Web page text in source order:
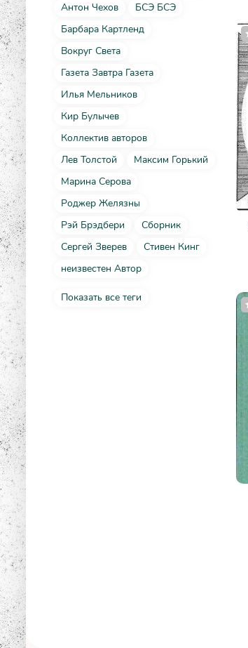
Антон Чехов
БСЭ БСЭ
Барбара Картленд
Вокруг Света
Газета Завтра Газета
Илья Мельников
Кир Булычев
Коллектив авторов
Лев Толстой
Максим Горький
Марина Серова
Роджер Желязны
Рэй Брэдбери
Сборник
Сергей Зверев
Стивен Кинг
неизвестен Автор
Показать все теги